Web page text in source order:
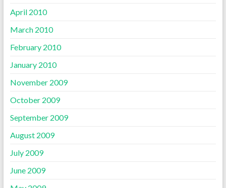
April 2010
March 2010
February 2010
January 2010
November 2009
October 2009
September 2009
August 2009
July 2009
June 2009